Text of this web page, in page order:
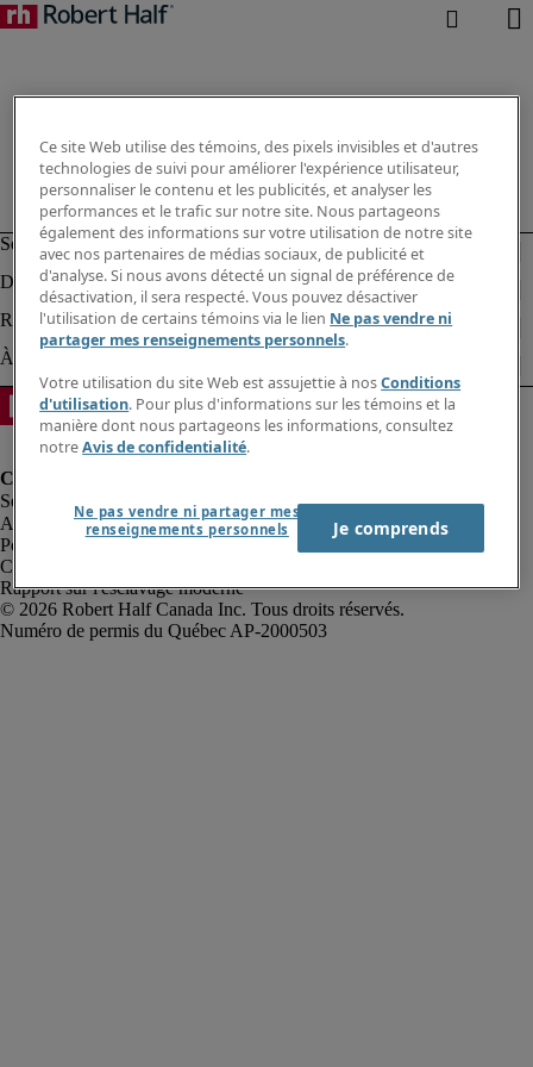
Alerte à la fraude
Politique de confidentialité
Conditions d’utilisation
Rapport sur l'esclavage moderne
Robert Half Canada Inc. Tous droits réservés.
Ce site Web utilise des témoins, des pixels invisibles et d'autres
technologies de suivi pour améliorer l'expérience utilisateur,
personnaliser le contenu et les publicités, et analyser les
performances et le trafic sur notre site. Nous partageons
également des informations sur votre utilisation de notre site
avec nos partenaires de médias sociaux, de publicité et
d'analyse. Si nous avons détecté un signal de préférence de
désactivation, il sera respecté. Vous pouvez désactiver
l'utilisation de certains témoins via le lien Ne pas vendre ni
partager mes renseignements personnels.
Votre utilisation du site Web est assujettie à nosConditions
d'utilisation. Pour plus d'informations sur les témoins et la
manière dont nous partageons les informations, consultez
notreAvis de confidentialité.
Ne pas vendre ni partager mes
renseignements personnels
Je comprends